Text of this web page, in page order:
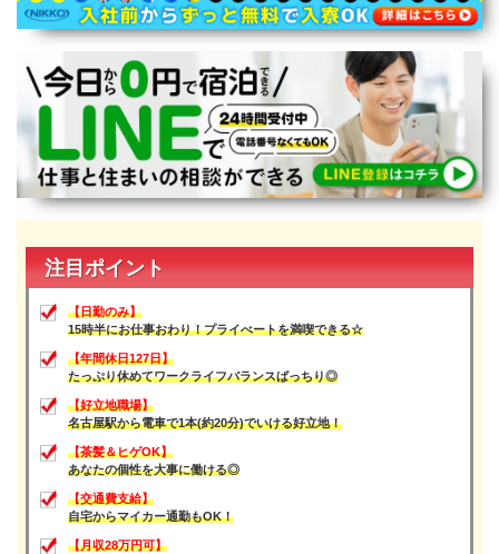
宮崎県
鹿児島県
沖縄県
社員口コミ
よくある質問
スタッフBLOG
メルマガ登録
お仕事相談予約
ご相談・お問い合わせ
企業ご担当者様へ
個人情報保護方針
注目ポイント
【日勤のみ】
15時半にお仕事おわり！プライべートを満喫できる☆
【年間休日127日】
たっぷり休めてワークライフバランスばっちり◎
【好立地職場】
名古屋駅から電車で1本(約20分)でいける好立地！
【茶髪＆ヒゲOK】
あなたの個性を大事に働ける◎
【交通費支給】
自宅からマイカー通勤もOK！
【月収28万円可】